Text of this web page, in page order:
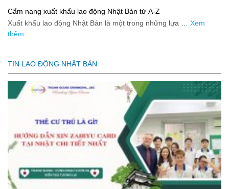
Cẩm nang xuất khẩu lao động Nhật Bản từ A-Z
Xuất khẩu lao động Nhật Bản là một trong những lựa … Xem
thêm
TIN LAO ĐỘNG NHẬT BẢN